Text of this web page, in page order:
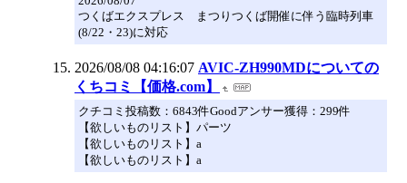
つくばエクスプレス まつりつくば開催に伴う臨時列車
(8/22・23)に対応
2026/08/08 04:16:07 AVIC-ZH990MDについての
くちコミ【価格.com】
クチコミ投稿数：6843件Goodアンサー獲得：299件
【欲しいものリスト】パーツ
【欲しいものリスト】a
【欲しいものリスト】a